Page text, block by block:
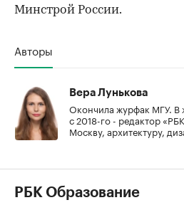
Минстрой России.
Авторы
Вера Лунькова
Окончила журфак МГУ. В
с 2018-го - редактор
Москву, архитектуру,
РБК Образование